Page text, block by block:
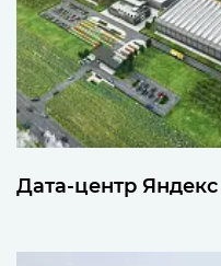
Дата-центр Яндекс